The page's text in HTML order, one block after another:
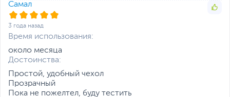
Самал
3 года назад
Время использования:
около месяца
Достоинства:
Простой, удобный чехол
Прозрачный
Пока не пожелтел, буду тестить